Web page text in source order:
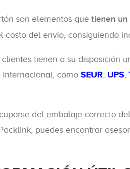
son elementos que tienen un
costo del envío, consiguiendo
tienen a su disposición
como SEUR, UPS,
del embalaje correcto
puedes encontrar